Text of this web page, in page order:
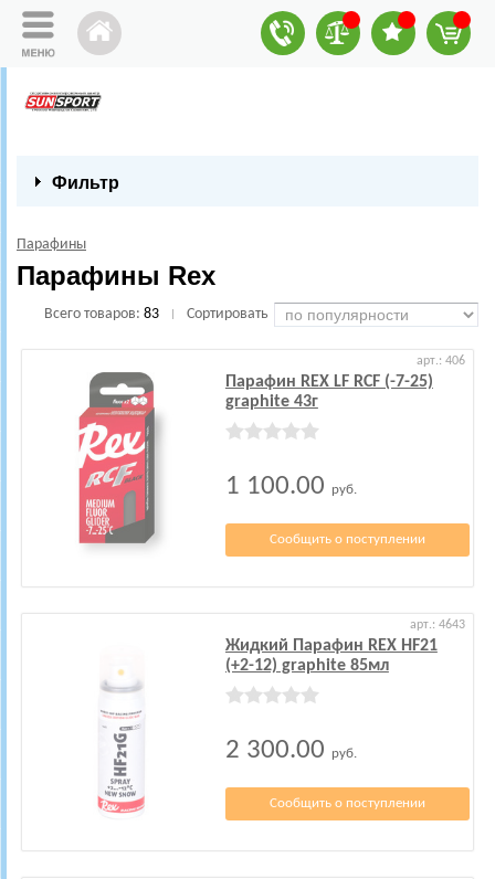
Фильтр
Парафины
Парафины Rex
Всего товаров: 83 Сортировать
арт.: 406
Парафин REX LF RCF (-7-25)
graphite 43г
1 100.00 руб.
Сообщить о поступлении
арт.: 4643
Жидкий Парафин REX HF21
(+2-12) graphite 85мл
2 300.00 руб.
Сообщить о поступлении